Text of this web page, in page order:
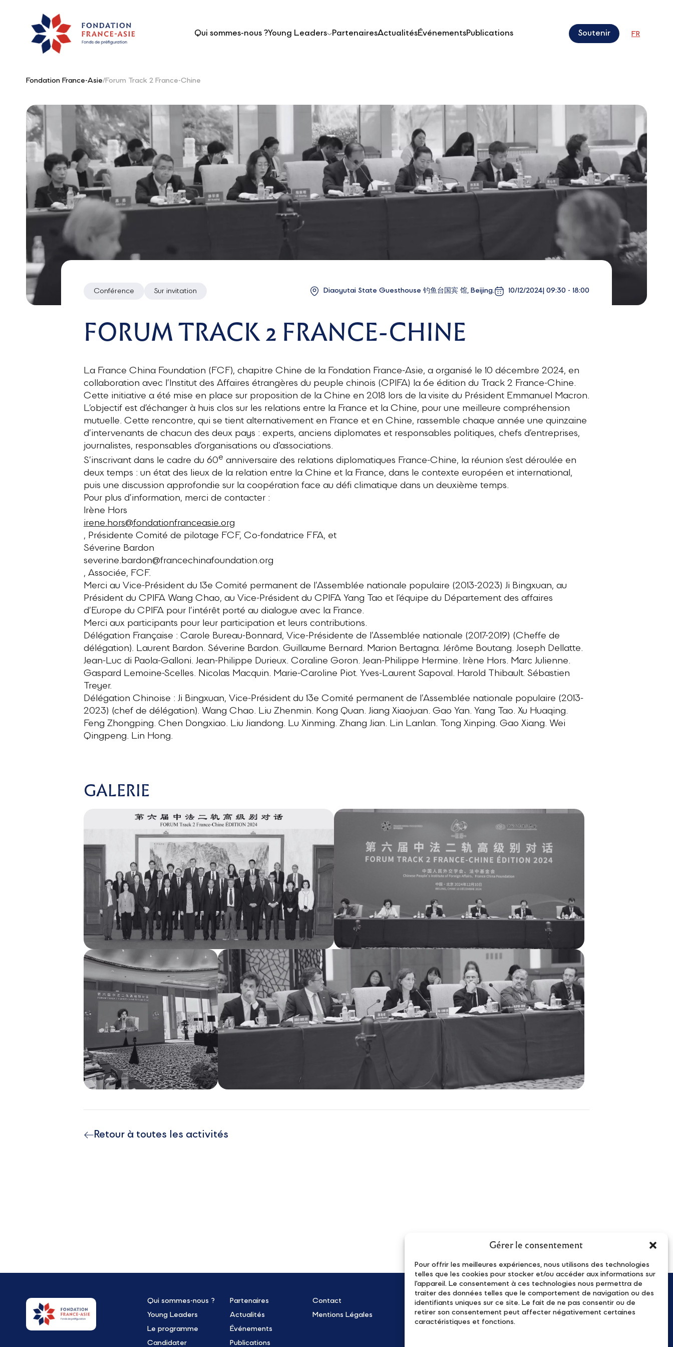
Gérer le consentement
Pour offrir les meilleures expériences, nous utilisons des technologies
telles que les cookies pour stocker et/ou accéder aux informations sur
l'appareil. Le consentement à ces technologies nous permettra de
traiter des données telles que le comportement de navigation ou des
identifiants uniques sur ce site. Le fait de ne pas consentir ou de
retirer son consentement peut affecter négativement certaines
caractéristiques et fonctions.
Qui sommes-nous ?Young Leaders PartenairesActualitésÉvénementsPublications Soutenir FR
Fondation France-Asie/Forum Track 2 France-Chine
Conférence Sur invitation Diaoyutai State Guesthouse 钓鱼台国宾 馆, Beijing. 10/12/2024 | 09:30 - 18:00
FORUM TRACK 2 FRANCE-CHINE
La France China Foundation (FCF), chapitre Chine de la Fondation France-Asie, a organisé le 10 décembre 2024, en
collaboration avec l’Institut des Affaires étrangères du peuple chinois (CPIFA) la 6e édition du Track 2 France-Chine.
Cette initiative a été mise en place sur proposition de la Chine en 2018 lors de la visite du Président Emmanuel Macron.
L’objectif est d’échanger à huis clos sur les relations entre la France et la Chine, pour une meilleure compréhension
mutuelle. Cette rencontre, qui se tient alternativement en France et en Chine, rassemble chaque année une quinzaine
d’intervenants de chacun des deux pays : experts, anciens diplomates et responsables politiques, chefs d’entreprises,
journalistes, responsables d’organisations ou d’associations.
S’inscrivant dans le cadre du 60e anniversaire des relations diplomatiques France-Chine, la réunion s’est déroulée en
deux temps : un état des lieux de la relation entre la Chine et la France, dans le contexte européen et international,
puis une discussion approfondie sur la coopération face au défi climatique dans un deuxième temps.
Pour plus d’information, merci de contacter :
Irène Hors
irene.hors@fondationfranceasie.org
, Présidente Comité de pilotage FCF, Co-fondatrice FFA, et
Séverine Bardon
severine.bardon@francechinafoundation.org
, Associée, FCF.
Merci au Vice-Président du 13e Comité permanent de l’Assemblée nationale populaire (2013-2023) Ji Bingxuan, au
Président du CPIFA Wang Chao, au Vice-Président du CPIFA Yang Tao et l’équipe du Département des affaires
d’Europe du CPIFA pour l’intérêt porté au dialogue avec la France.
Merci aux participants pour leur participation et leurs contributions.
Délégation Française : Carole Bureau-Bonnard, Vice-Présidente de l’Assemblée nationale (2017-2019) (Cheffe de
délégation). Laurent Bardon. Séverine Bardon. Guillaume Bernard. Marion Bertagna. Jérôme Boutang. Joseph Dellatte.
Jean-Luc di Paola-Galloni. Jean-Philippe Durieux. Coraline Goron. Jean-Philippe Hermine. Irène Hors. Marc Julienne.
Gaspard Lemoine-Scelles. Nicolas Macquin. Marie-Caroline Piot. Yves-Laurent Sapoval. Harold Thibault. Sébastien
Treyer.
Délégation Chinoise : Ji Bingxuan, Vice-Président du 13e Comité permanent de l’Assemblée nationale populaire (2013-
2023) (chef de délégation). Wang Chao. Liu Zhenmin. Kong Quan. Jiang Xiaojuan. Gao Yan. Yang Tao. Xu Huaqing.
Feng Zhongping. Chen Dongxiao. Liu Jiandong. Lu Xinming. Zhang Jian. Lin Lanlan. Tong Xinping. Gao Xiang. Wei
Qingpeng. Lin Hong.
GALERIE
Retour à toutes les activités
Qui sommes-nous ?
Young Leaders
Le programme
Candidater
Partenaires
Actualités
Événements
Publications
Contact
Mentions Légales
Recevez notre lettre d'information